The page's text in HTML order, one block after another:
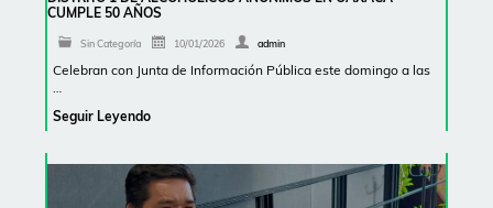
CUMPLE 50 AÑOS
Sin Categoría 10/01/2026 admin
Celebran con Junta de Información Pública este domingo a las
Seguir Leyendo